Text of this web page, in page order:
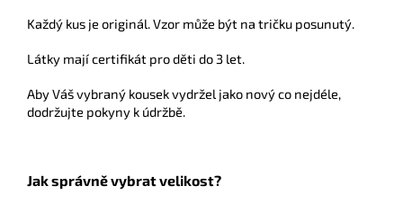
Každý kus je originál. Vzor může být na tričku posunutý.
Látky mají certifikát pro děti do 3 let.
Aby Váš vybraný kousek vydržel jako nový co nejdéle,
dodržujte pokyny k údržbě.
Jak správně vybrat velikost?